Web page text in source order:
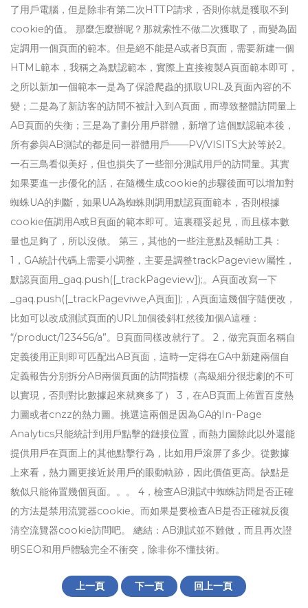
了用戶電腦，但是除非有第二次HTTP請求，否則你就是獲取不到
cookie的值。 那麼怎麼辦呢？那就索性不做二次獲取了，而變為固
定調用一個頁面的範本。但是絕不能是A或者B頁面，需要新建一個
HTML範本，我稱之為默認範本，實際上直接複製A頁面範本即可，
之所以新加一個範本一是為了保證爬蟲的抓取URL及頁面內容的不
變；二是為了新訪客的訪問不被計入到A頁面，而導致整體訪問量上
AB頁面的失衡；三是為了劃分用戶群體，新增了這個默認範本後，
所有參與AB測試的都是同一群體用戶——PV/VISITS大於等於2。
一石三鳥看似美好，但也損失了一些部分測試用戶的訪問量。其實
如果要進一步優化的話，在隨機生成cookie的步驟後面可以增加對
蜘蛛UA的判斷，如果UA為蜘蛛則調用默認頁面範本，否則根據
cookie值調用A或B頁面的範本即可。這裏穩妥起見，而且樣本數
量也足夠了，所以沒做。 第三，其他的一些注意點及輔助工具：
1，GA統計代碼上需要小調整，主要是調整trackPageview屬性，
默認頁面用_gaq.push([_trackPageview]);。A頁面改寫一下
_gaq.push([_trackPageviwe,A頁面]);，A頁面這幾個字隨便改，
比如可以改成測試頁面的URL加個後斜杠然後加個A這種：
“/product/123456/a”。B頁面同樣改就行了。 2，做完頁面名稱自
定義後用正則即可匹配出AB頁面，這時一定得在GA中新建兩個自
定義報告分別拆分AB兩個頁面的訪問指標（高級細分很悲劇的不可
以實現，否則對比數據起來就爽多了） 3，在AB頁面上佈置百度熱
力圖或者cnzz的熱力圖。挑選這兩個是因為GA的In-Page
Analytics只能統計到用戶點擊的鏈接位置，而熱力圖除此以外還能
提供用戶在頁面上的其他點擊行為，比如用戶滾屏了多少。從數據
上來看，熱力圖更接近於用戶的眼動軌跡，因此價值更高。缺點是
貌似只能佈置幾個頁面。。。 4，檢查AB測試中蜘蛛訪問是否正確
的方法是禁用流覽器cookie。而如果是要檢查AB是否正確就反復
清空流覽器cookie訪問吧。 總結：AB測試並不難做，而且再次證
明SEO和用戶體驗完全不衝突，除非你不懂技術。
上一頁 下一頁 回上一頁